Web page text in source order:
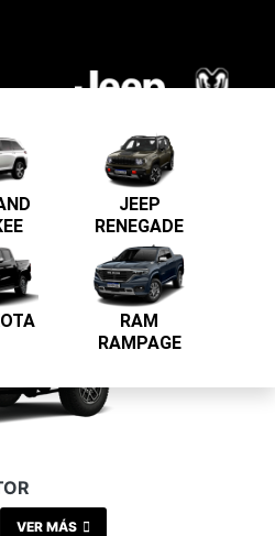
JEEP
RENEGADE
RAM
RAMPAGE
VER MÁS